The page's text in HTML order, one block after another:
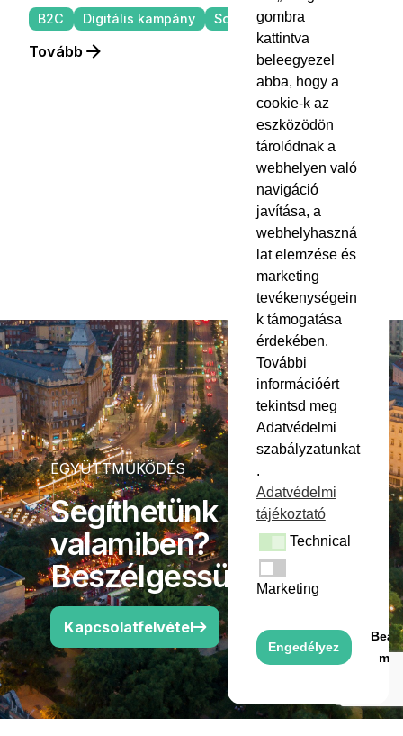
gombra
kattintva
beleegyezel
abba, hogy a
cookie-k az
eszközödön
tárolódnak a
webhelyen való
navigáció
javítása, a
webhelyhaszná
lat elemzése és
marketing
tevékenységein
k támogatása
érdekében.
További
információért
tekintsd meg
Adatvédelmi
szabályzatunkat
.
Adatvédelmi
tájékoztató
Technical
Technical
Marketing
Engedélyez
B2C Digitális kampány Social
Tovább
EGYÜTTMŰKÖDÉS
Segíthetünk
valamiben?
Beszélgessünk!
Kapcsolatfelvétel